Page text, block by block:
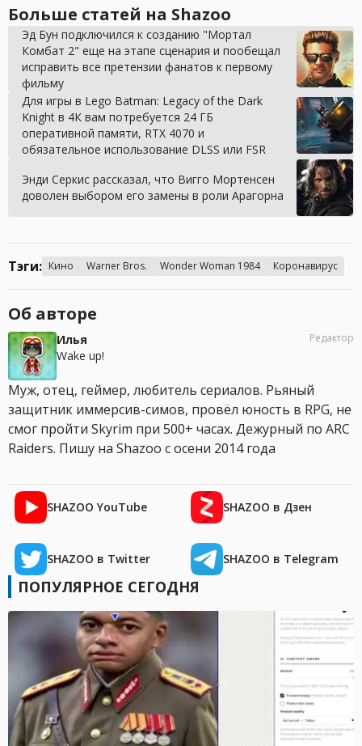
Больше статей на Shazoo
Эд Бун подключился к созданию "Мортал
Комбат 2" еще на этапе сценария и пообещал
исправить все претензии фанатов к первому
фильму
Для игры в Lego Batman: Legacy of the Dark
Knight в 4К вам потребуется 24 ГБ
оперативной памяти, RTX 4070 и
обязательное использование DLSS или FSR
Энди Серкис рассказал, что Вигго Мортенсен
доволен выбором его замены в роли Арагорна
Тэги: Кино Warner Bros. Wonder Woman 1984 Коронавирус
Об авторе
Илья
Wake up!
Редактор
Муж, отец, геймер, любитель сериалов. Рьяный
защитник иммерсив-симов, провёл юность в RPG, не
смог пройти Skyrim при 500+ часах. Дежурный по ARC
Raiders. Пишу на Shazoo с осени 2014 года
SHAZOO YouTube SHAZOO в Дзен
SHAZOO в Twitter SHAZOO в Telegram
ПОПУЛЯРНОЕ СЕГОДНЯ